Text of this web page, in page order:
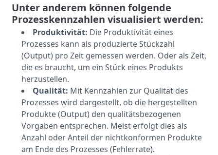
Unter anderem können folgende
Prozesskennzahlen visualisiert werden:
Produktivität: Die Produktivität eines
Prozesses kann als produzierte Stückzahl
(Output) pro Zeit gemessen werden. Oder als Zeit,
die es braucht, um ein Stück eines Produkts
herzustellen.
Qualität: Mit Kennzahlen zur Qualität des
Prozesses wird dargestellt, ob die hergestellten
Produkte (Output) den qualitätsbezogenen
Vorgaben entsprechen. Meist erfolgt dies als
Anzahl oder Anteil der nichtkonformen Produkte
am Ende des Prozesses (Fehlerrate).